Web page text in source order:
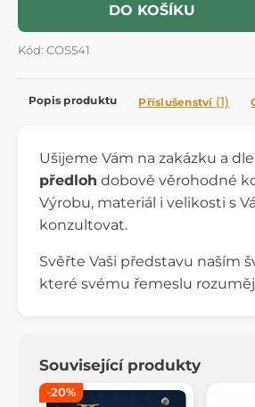
DO KOŠÍKU
Kód: COS541
Popis produktu Příslušenství (1)
Ušijeme Vám na zakázku a dle
předloh dobově věrohodné
Výrobu, materiál i velikosti s
konzultovat.
Svěřte Vaši představu naším
které svému řemeslu
Související produkty
-20%